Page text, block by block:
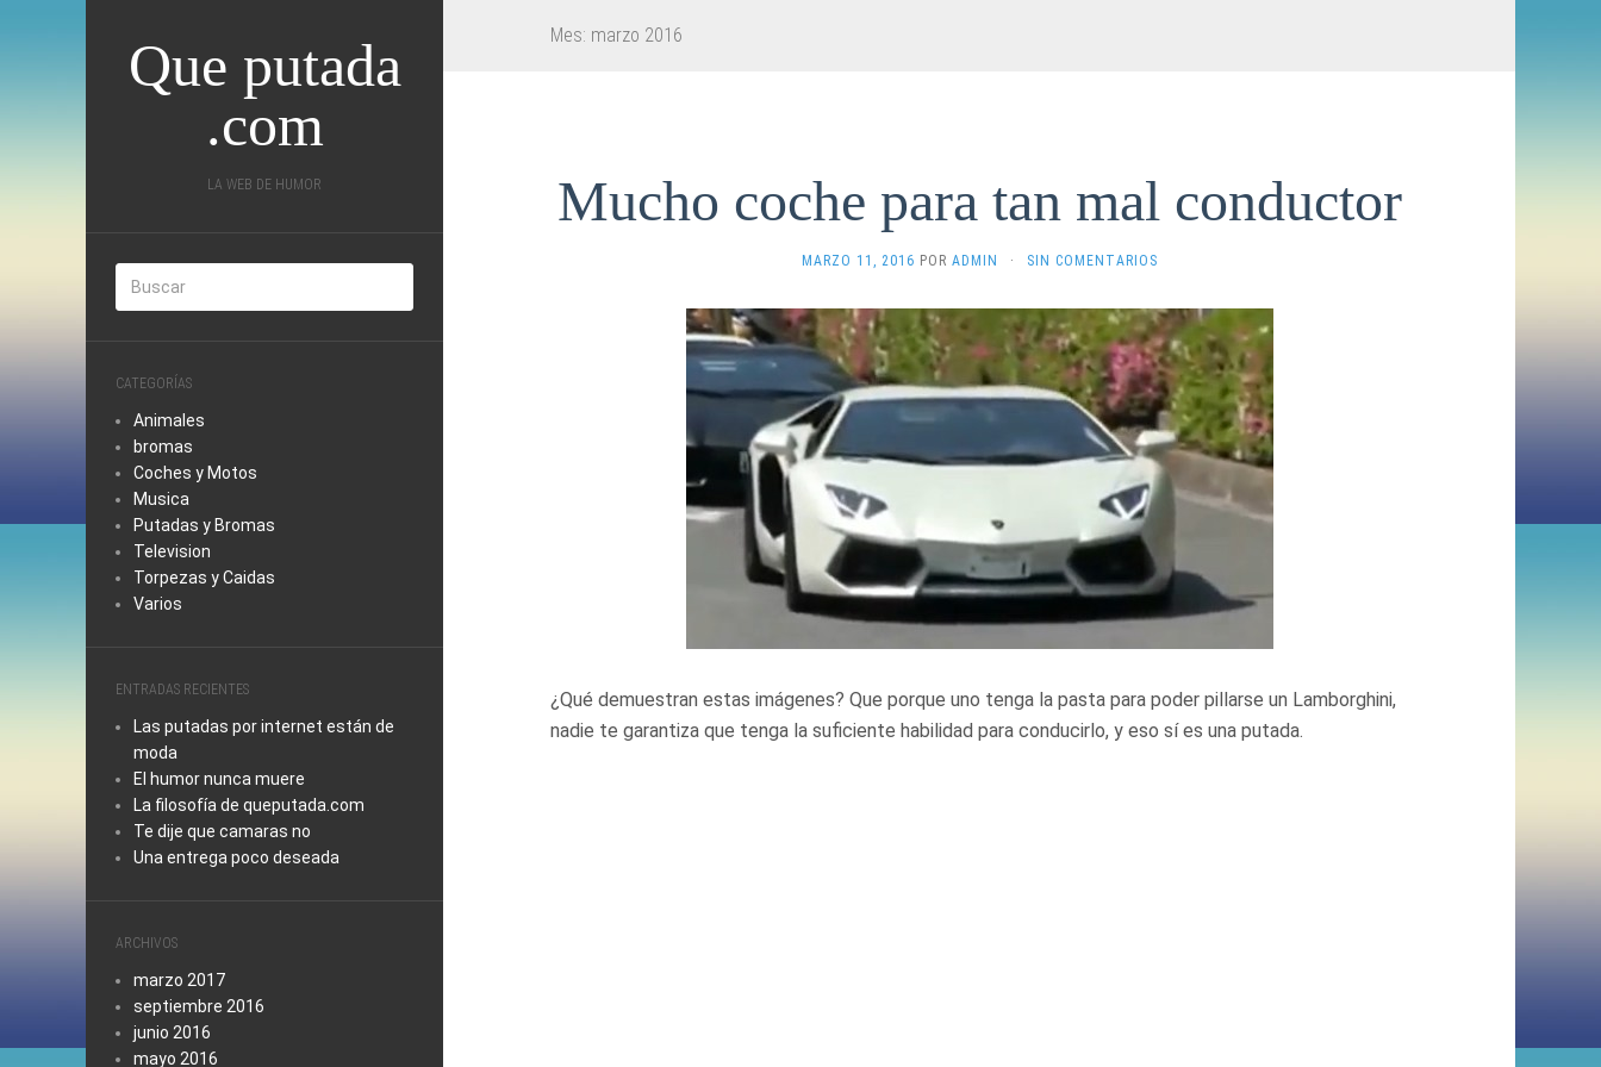
Que putada
.com
LA WEB DE HUMOR
CATEGORÍAS
Animales
bromas
Coches y Motos
Musica
Putadas y Bromas
Television
Torpezas y Caidas
Varios
ENTRADAS RECIENTES
Las putadas por internet están de
moda
El humor nunca muere
La filosofía de queputada.com
Te dije que camaras no
Una entrega poco deseada
ARCHIVOS
marzo 2017
septiembre 2016
junio 2016
mayo 2016
Mes: marzo 2016
Mucho coche para tan mal conductor
MARZO 11, 2016 POR ADMIN · SIN COMENTARIOS
¿Qué demuestran estas imágenes? Que porque uno tenga la pasta para poder pillarse un Lamborghini,
nadie te garantiza que tenga la suficiente habilidad para conducirlo, y eso sí es una putada.